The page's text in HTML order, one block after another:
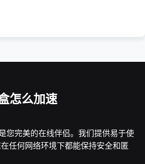
怎么加速
您完美的在线伴侣。我们提供易于使
任何网络环境下都能保持安全和匿